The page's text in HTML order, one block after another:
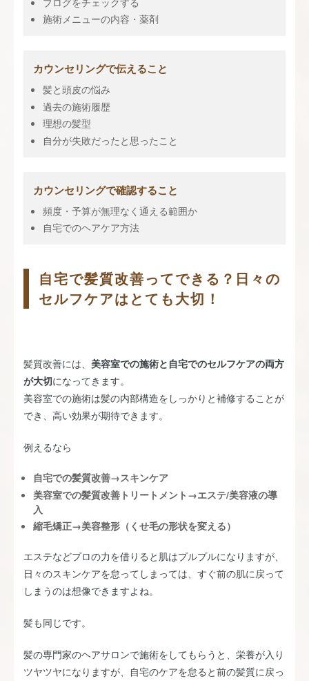
施術メニューの内容・薬剤
カウンセリングで伝えること
髪と頭皮の悩み
過去の施術履歴
理想の髪型
自分が失敗だったと思ったこと
カウンセリングで確認すること
頻度・予算が無理なく通える範囲か
自宅でのヘアケア方法
自宅で髪質改善ってできる？日々の
セルフケアはとても大切！
髪質改善には、 美容室での施術と自宅でのセルフケアの両方
が大切になってきます。
美容室での施術は髪の内部構造をしっかりと補修することが
でき、高い効果が期待できます。
例えるなら
自宅での髪質改善→スキンケア
美容室での髪質改善トリートメント→エステ/美容液の導
入
縮毛矯正→美容整形（くせ毛の形状を変える）
エステなどプロの力を借りると肌はプルプルになりますが、
日々のスキンケアを怠ってしまっては、すぐ前の肌に戻って
しまうのは想像できますよね。
髪も同じです。
髪の専門家のヘアサロンで施術をしてもらうと、栄養が入り
ツヤツヤになりますが、自宅のケアを怠ると前の髪質に戻っ